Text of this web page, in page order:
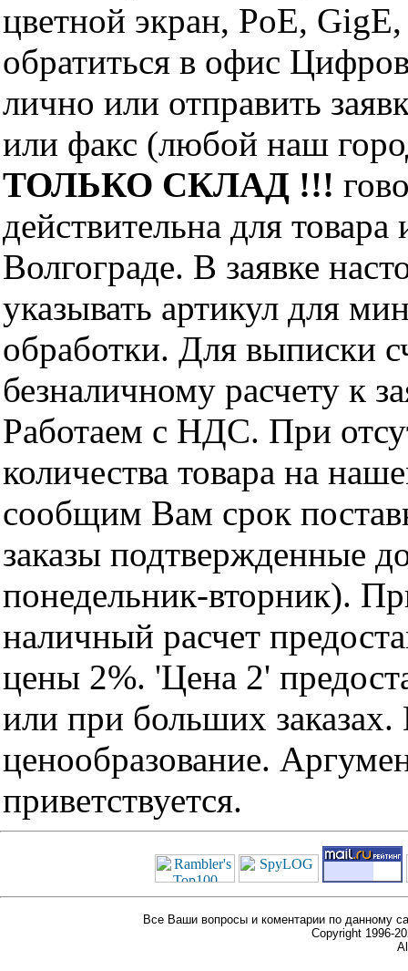
цветной экран, PoE,
обратиться в офис
лично или отправить
или факс (любой наш
ТОЛЬКО СКЛАД !!!
действительна для
Волгограде. В заявке
указывать артикул для
обработки. Для выписки
безналичному расчету к
Работаем с НДС. При
количества товара на
сообщим Вам срок
заказы подтвержденные
понедельник-вторник).
наличный расчет
цены 2%. 'Цена 2'
или при больших
ценообразование.
приветствуется.
Все Ваши вопросы и коментарии по данному
Copyright 1996-